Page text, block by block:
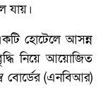
যায়।
হোটেলে আসন্ন
নিয়ে আয়োজিত
বোর্ডের (এনবিআর)